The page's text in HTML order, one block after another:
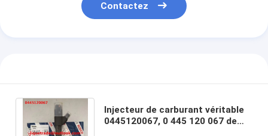
Contactez
Injecteur de carburant véritable
0445120067, 0 445 120 067 de